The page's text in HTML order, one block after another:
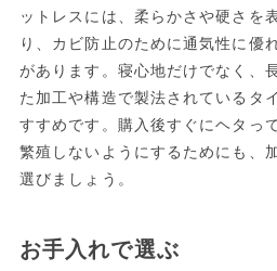
ットレスには、柔らかさや硬さを
り、カビ防止のために通気性に優
があります。寝心地だけでなく、
た加工や構造で製法されているタ
すすめです。購入後すぐにヘタっ
繁殖しないようにするためにも、
選びましょう。
お手入れで選ぶ